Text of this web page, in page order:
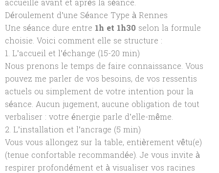
Déroulement d’une Séance Type à Rennes
Une séance dure entre 1h et 1h30 selon la formule
choisie. Voici comment elle se structure :
1. L’accueil et l’échange (15-20 min)
Nous prenons le temps de faire connaissance. Vous
pouvez me parler de vos besoins, de vos ressentis
actuels ou simplement de votre intention pour la
séance. Aucun jugement, aucune obligation de tout
verbaliser : votre énergie parle d’elle-même.
2. L’installation et l’ancrage (5 min)
Vous vous allongez sur la table, entièrement vêtu(e)
(tenue confortable recommandée). Je vous invite à
respirer profondément et à visualiser vos racines